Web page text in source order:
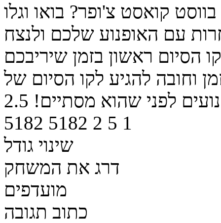
קואסט צ'ופר? בואו וגלו
עם האופנוע שלכם ולנצח
הסיום ראשון בזמן שיריבכם
וחובה להגיע לקו הסיום של
לפני שהוא מסתיים! 2.5
5182 5182 2 5 1
שינוי גודל
דרג את המשחק
מועדפים
כתוב תגובה